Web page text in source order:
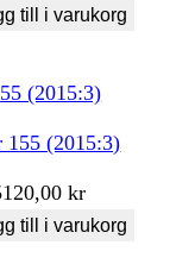
till i varukorg
155 (2015:3)
120,00kr
till i varukorg